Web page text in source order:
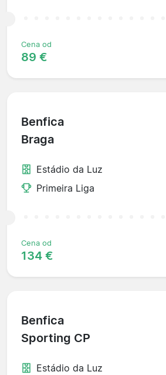
Cena od
89 €
Benfica
Braga
Estádio da Luz
Primeira Liga
Cena od
134 €
Benfica
Sporting CP
Estádio da Luz